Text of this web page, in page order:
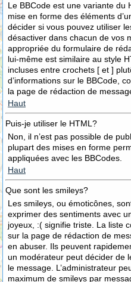
Le BBCode est une variante du
mise en forme des éléments
décider si vous pouvez utiliser
désactiver dans chacun de vos
appropriée du formulaire de
lui-même est similaire au style
incluses entre crochets [ et ]
d’informations sur le BBCode,
la page de rédaction de
Haut
Puis-je utiliser le HTML?
Non, il n’est pas possible de
plupart des mises en forme
appliquées avec les BBCodes.
Haut
Que sont les smileys?
Les smileys, ou émoticônes,
exprimer des sentiments avec
joyeux, :( signifie triste. La liste
sur la page de rédaction de
en abuser. Ils peuvent
un modérateur peut décider de
le message. L’administrateur
maximum de smileys par